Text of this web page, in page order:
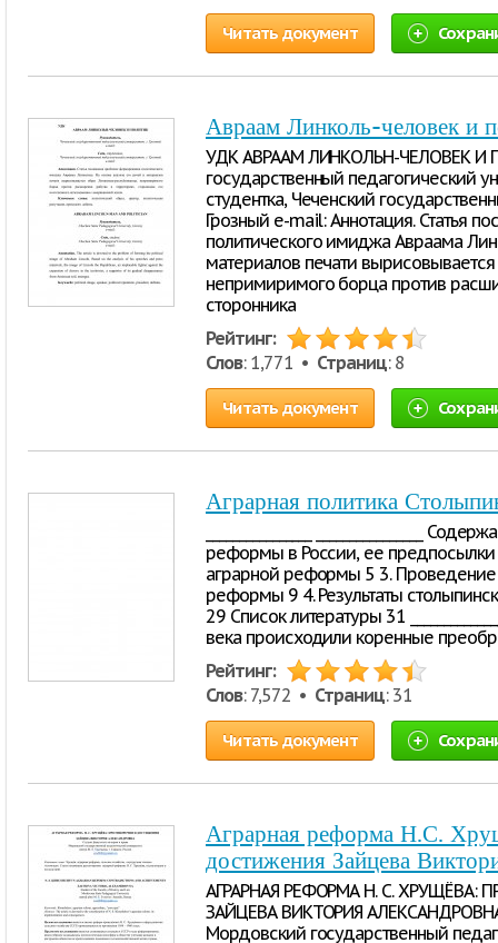
Читать документ
Авраам Линколь-человек и
УДК АВРААМ ЛИНКОЛЬН-ЧЕЛОВЕК И
государственный педагогический
студентка, Чеченский
Грозный e-mail: Аннотация. Статья
политического имиджа Авраама
материалов печати
непримиримого борца против
сторонника
Рейтинг:
Слов: 1,771 • Страниц: 8
Читать документ
Аграрная политика
________________ ________________
реформы в России, ее
аграрной реформы 5 3. Проведение
реформы 9 4. Результаты
29 Список литературы 31
века происходили коренные
Рейтинг:
Слов: 7,572 • Страниц: 31
Читать документ
Аграрная реформа Н.С.
достижения Зайцева
АГРАРНАЯ РЕФОРМА Н. С. ХРУЩЁВА:
ЗАЙЦЕВА ВИКТОРИЯ АЛЕКСАНДРОВНА
Мордовский государственный